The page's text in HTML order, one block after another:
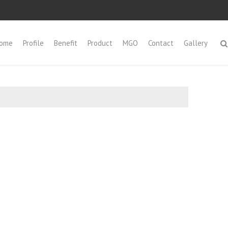
Profile Benefit Product MGO Contact Gallery